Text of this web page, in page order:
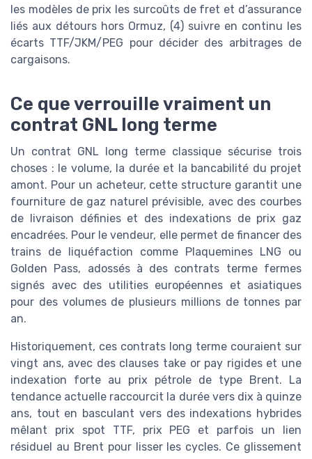
les modèles de prix les surcoûts de fret et d’assurance
liés aux détours hors Ormuz, (4) suivre en continu les
écarts TTF/JKM/PEG pour décider des arbitrages de
cargaisons.
Ce que verrouille vraiment un
contrat GNL long terme
Un contrat GNL long terme classique sécurise trois
choses : le volume, la durée et la bancabilité du projet
amont. Pour un acheteur, cette structure garantit une
fourniture de gaz naturel prévisible, avec des courbes
de livraison définies et des indexations de prix gaz
encadrées. Pour le vendeur, elle permet de financer des
trains de liquéfaction comme Plaquemines LNG ou
Golden Pass, adossés à des contrats terme fermes
signés avec des utilities européennes et asiatiques
pour des volumes de plusieurs millions de tonnes par
an.
Historiquement, ces contrats long terme couraient sur
vingt ans, avec des clauses take or pay rigides et une
indexation forte au prix pétrole de type Brent. La
tendance actuelle raccourcit la durée vers dix à quinze
ans, tout en basculant vers des indexations hybrides
mêlant prix spot TTF, prix PEG et parfois un lien
résiduel au Brent pour lisser les cycles. Ce glissement